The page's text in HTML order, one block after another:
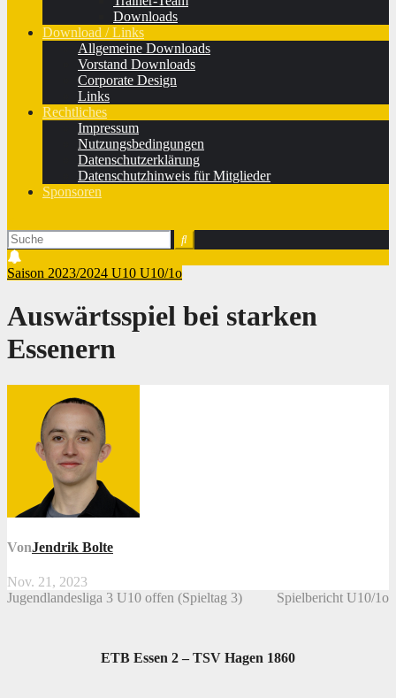
Downloads
Download / Links
Allgemeine Downloads
Vorstand Downloads
Corporate Design
Links
Rechtliches
Impressum
Nutzungsbedingungen
Datenschutzerklärung
Datenschutzhinweis für Mitglieder
Sponsoren
Saison 2023/2024 U10 U10/1o
Auswärtsspiel bei starken
Essenern
VonJendrik Bolte
Nov. 21, 2023
Jugendlandesliga 3 U10 offen (Spieltag 3)
Spielbericht U10/1o
ETB Essen 2 – TSV Hagen 1860